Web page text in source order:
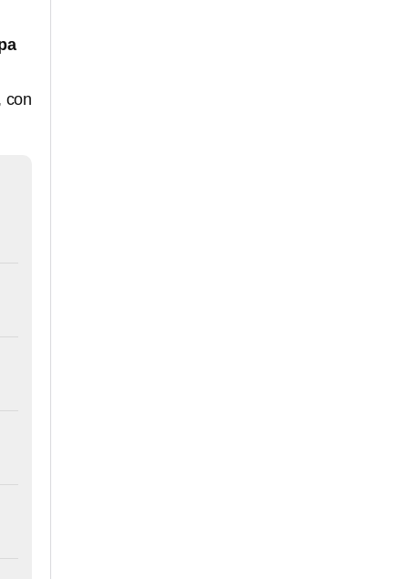
con